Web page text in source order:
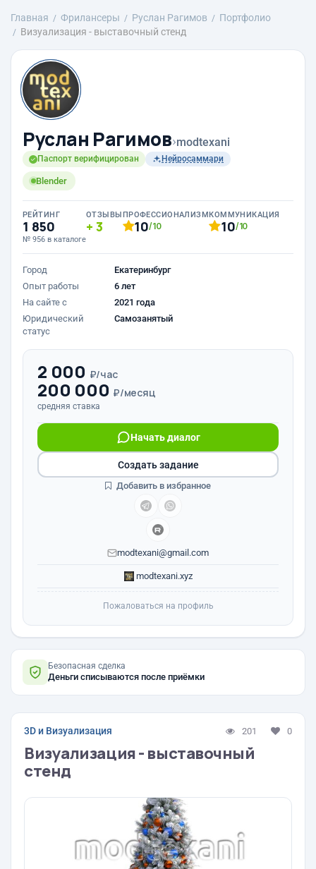
Главная Фрилансеры Руслан Рагимов
Портфолио
Визуализация - выставочный стенд
Руслан Рагимов›modtexani
Паспорт верифицирован Нейросаммари
Blender
РЕЙТИНГ
1 850
№ 956 в каталоге
ОТЗЫВЫ
3
ПРОФЕССИОНАЛИЗМ
10/10
КОММУНИКАЦИЯ
10/10
Город
Екатеринбург
Опыт работы
6 лет
На сайте с
2021 года
Юридический
статус
Самозанятый
2 000 ₽/час
200 000 ₽/месяц
средняя ставка
Начать диалог
modtexani@gmail.com
modtexani.xyz
Создать задание
Добавить в избранное
Пожаловаться на профиль
Безопасная сделка
Деньги списываются после приёмки
3D и Визуализация 201 0
Визуализация - выставочный
стенд